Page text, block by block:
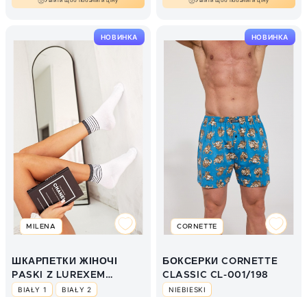
НОВИНКА
MILENA
ШКАРПЕТКИ ЖІНОЧІ
PASKI Z LUREXEM
0200.028
BIAŁY 1 BIAŁY 2
НОВИНКА
CORNETTE
БОКСЕРКИ CORNETTE
CLASSIC CL-001/198
NIEBIESKI